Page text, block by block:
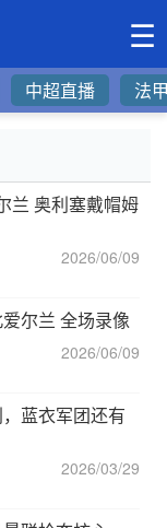
☰
中超直播 法
兰 奥利塞戴帽姆
2026/06/09
尔兰 全场录像
2026/06/09
蓝衣军团还有
2026/03/29